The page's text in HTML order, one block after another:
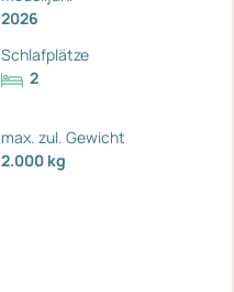
2026
Schlafplätze
2
max. zul. Gewicht
2.000 kg